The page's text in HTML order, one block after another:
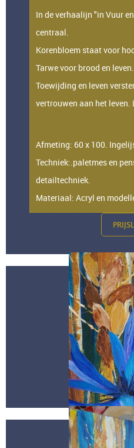
In de verhaalijn "in Vuur
centraal.
Korenbloem staat voor
Tarwe voor brood en
Toewijding en leven
vertrouwen aan het leven.
Afmeting: 60 x 100.
Techniek:.paletmes en
detailtechniek.
Materiaal: Acryl en